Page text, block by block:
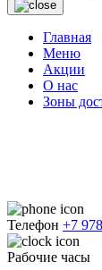
Главная
Меню
Акции
О нас
Зоны
Телефон +7
Рабочие часы